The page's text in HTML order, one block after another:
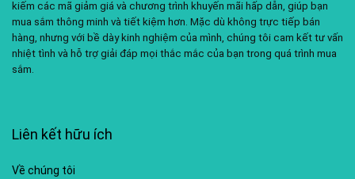
kiếm các mã giảm giá và chương trình khuyến mãi hấp dẫn, giúp bạn
mua sắm thông minh và tiết kiệm hơn. Mặc dù không trực tiếp bán
hàng, nhưng với bề dày kinh nghiệm của mình, chúng tôi cam kết tư vấn
nhiệt tình và hỗ trợ giải đáp mọi thắc mắc của bạn trong quá trình mua
sắm.
Liên kết hữu ích
Về chúng tôi